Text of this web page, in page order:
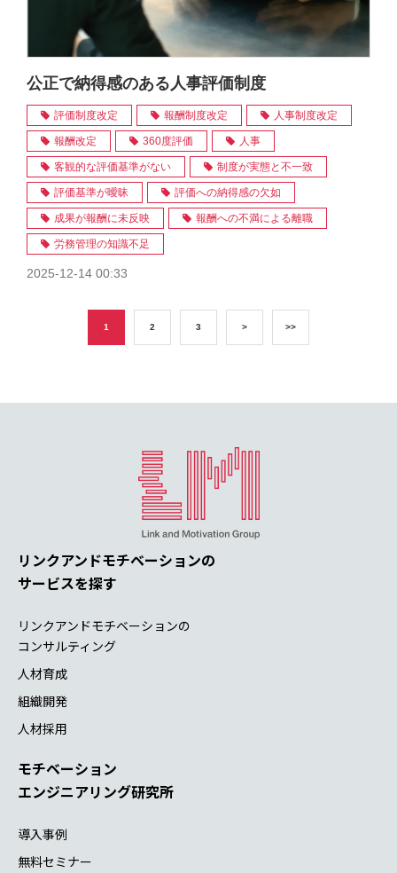
公正で納得感のある人事評価制度
評価制度改定 報酬制度改定 人事制度改定
報酬改定 360度評価 人事
客観的な評価基準がない 制度が実態と不一致
評価基準が曖昧 評価への納得感の欠如
成果が報酬に未反映 報酬への不満による離職
労務管理の知識不足
2025-12-14 00:33
1 2 3 > >>
リンクアンドモチベーションの
サービスを探す
リンクアンドモチベーションの
コンサルティング
人材育成
組織開発
人材採用
モチベーション
エンジニアリング研究所
導入事例
無料セミナー